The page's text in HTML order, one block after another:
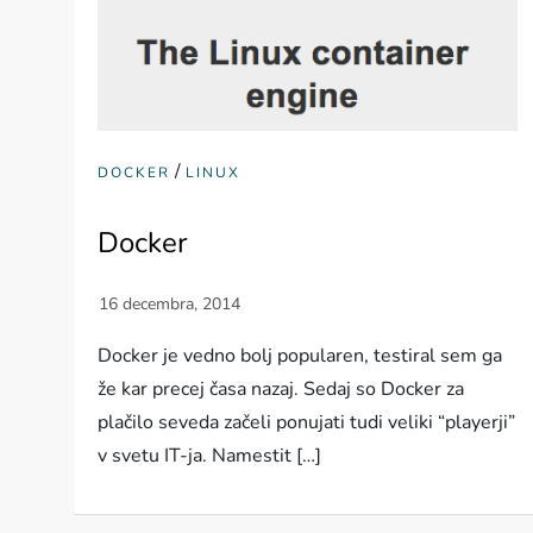
DOCKER / LINUX
Docker
Docker je vedno bolj popularen, testiral sem ga
že kar precej časa nazaj. Sedaj so Docker za
plačilo seveda začeli ponujati tudi veliki “playerji”
v svetu IT-ja. Namestit […]